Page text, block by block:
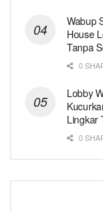
Wabup
House
Tanpa
0
Lobby
Lingkar
0